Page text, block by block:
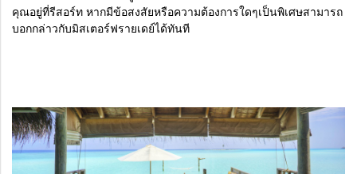
คุณอยู่ที่รีสอร์ท หากมีข้อสงสัยหรือความต้องการใดๆเป็นพิเศษสามารถ
บอกกล่าวกับมิสเตอร์ฟรายเดย์ได้ทันที